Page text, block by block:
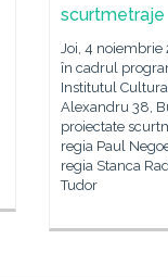
scurtmetraje
Joi, 4 noiembrie
în cadrul
Institutul
Alexandru 38,
proiectate
regia Paul
regia Stanca
Tudor